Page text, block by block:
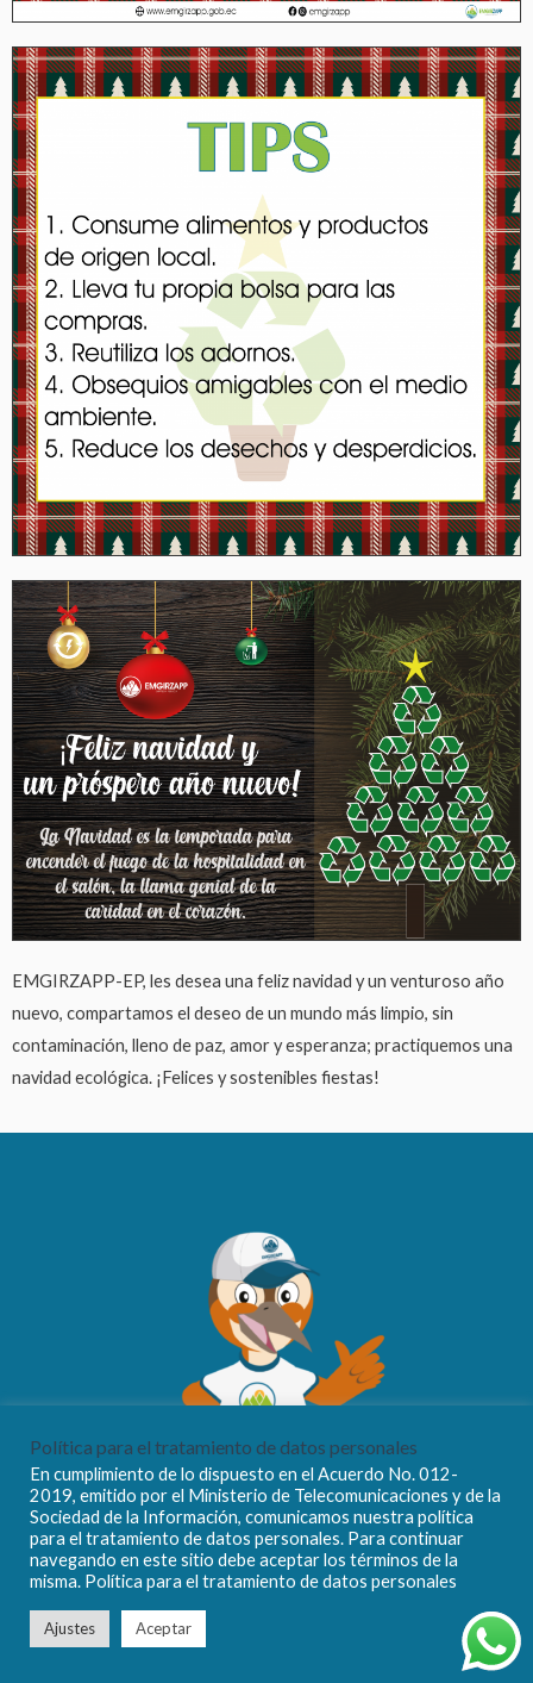
EMGIRZAPP-EP, les desea una feliz navidad y un venturoso año
nuevo, compartamos el deseo de un mundo más limpio, sin
contaminación, lleno de paz, amor y esperanza; practiquemos una
navidad ecológica. ¡Felices y sostenibles fiestas!
Empresa Pública Mancomunada para la Gestión Integral de
Política para el tratamiento de datos personales
En cumplimiento de lo dispuesto en el Acuerdo No. 012-
2019, emitido por el Ministerio de Telecomunicaciones y de la
Sociedad de la Información, comunicamos nuestra política
para el tratamiento de datos personales. Para continuar
navegando en este sitio debe aceptar los términos de la
misma. Política para el tratamiento de datos personales
Ajustes Aceptar